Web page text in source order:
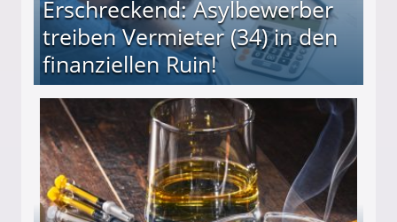
Erschreckend: Asylbewerber
treiben Vermieter (34) in den
finanziellen Ruin!
(34) in den finanziellen Ruin!